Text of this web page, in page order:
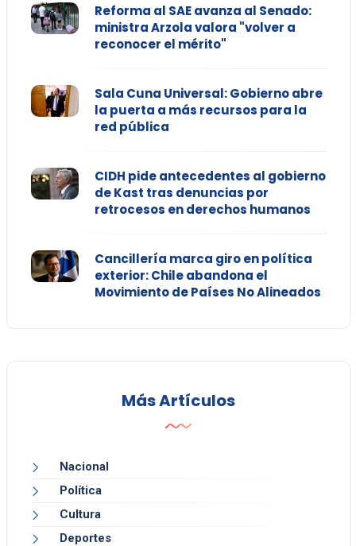
Reforma al SAE avanza al Senado:
ministra Arzola valora "volver a
reconocer el mérito"
Sala Cuna Universal: Gobierno abre
la puerta a más recursos para la
red pública
CIDH pide antecedentes al gobierno
de Kast tras denuncias por
retrocesos en derechos humanos
Cancillería marca giro en política
exterior: Chile abandona el
Movimiento de Países No Alineados
Más Artículos
Nacional
Política
Cultura
Deportes